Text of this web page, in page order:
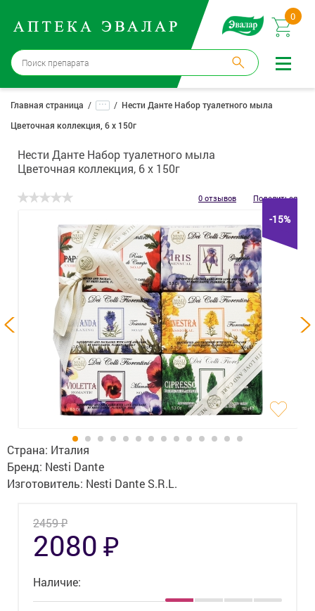
0
Москва→
12 аптек
Войти |
Регистрация
Доставка и оплата
Способ получения:
не выбран,изменить
Лекарства
Косметика
Гигиена
Изделия медицинского назначения
Планирование семьи
Медтехника
Оптика
Ортопедия
Уход за больными
Скидки и акции
Главная страница ...
Нести Данте Набор туалетного мыла
Цветочная коллекция, 6 х 150г
Нести Данте Набор туалетного мыла
Цветочная коллекция, 6 х 150г
0 отзывов Поделиться
-15%
Страна: Италия
Бренд: Nesti Dante
Изготовитель: Nesti Dante S.R.L.
2459₽
2080₽
Наличие: